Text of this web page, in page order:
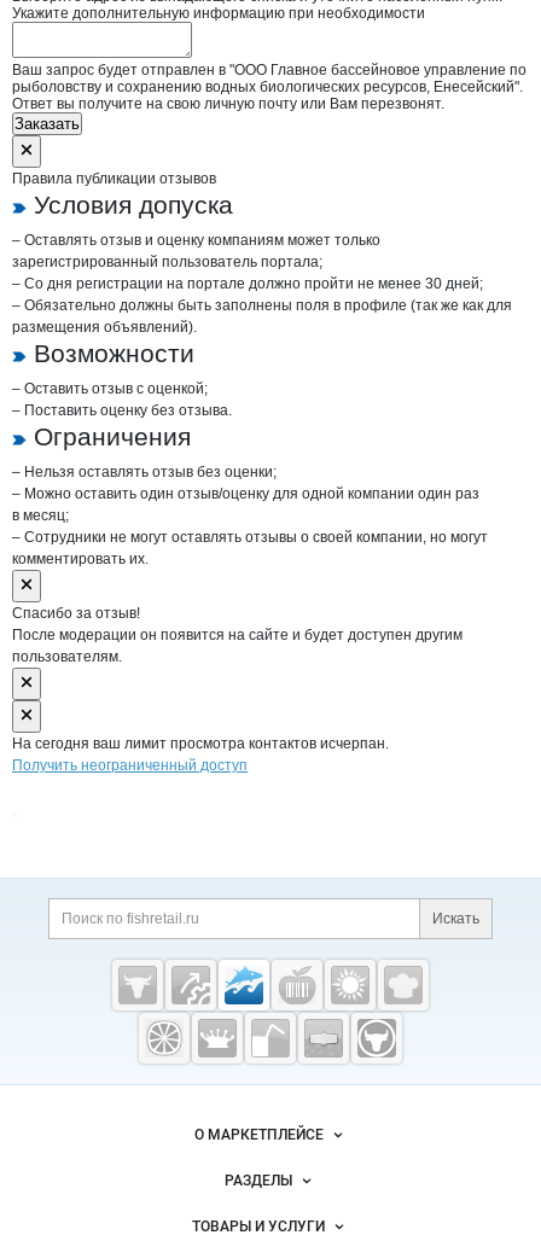
Укажите дополнительную информацию при необходимости
Ваш запрос будет отправлен в "ООО Главное бассейновое управление по
рыболовству и сохранению водных биологических ресурсов, Енесейский".
Ответ вы получите на свою личную почту или Вам перезвонят.
Заказать
Правила публикации отзывов
Условия допуска
– Оставлять отзыв и оценку компаниям может только
зарегистрированный пользователь портала;
– Со дня регистрации на портале должно пройти не менее 30 дней;
– Обязательно должны быть заполнены поля в профиле (так же как для
размещения объявлений).
Возможности
– Оставить отзыв с оценкой;
– Поставить оценку без отзыва.
Ограничения
– Нельзя оставлять отзыв без оценки;
– Можно оставить один отзыв/оценку для одной компании один раз
в месяц;
– Сотрудники не могут оставлять отзывы о своей компании, но могут
комментировать их.
Спасибо за отзыв!
После модерации он появится на сайте и будет доступен другим
пользователям.
На сегодня ваш лимит просмотра контактов исчерпан.
Получить неограниченный доступ
Дополнительная информация
Поиск по сайту и
Искать
Cсылки на полезные проекты
Fishretail.ru —
рыба,
морепродукты
Важные разделы и контакты
Навигация по сайтуО МАРКЕТПЛЕЙСЕ
Новости Fishretail.ru
Размещение рекламы
РАЗДЕЛЫ
Объявления
ТОВАРЫ И УСЛУГИ